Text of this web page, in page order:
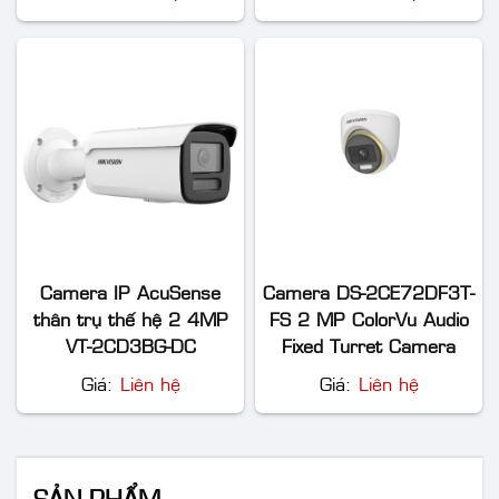
Camera IP AcuSense
thân trụ thế hệ 2 4MP
VT-2CD3BG-DC
Giá: Liên hệ
Camera DS-2CE72DF3T-
FS 2 MP ColorVu Audio
Fixed Turret Camera
Giá: Liên hệ